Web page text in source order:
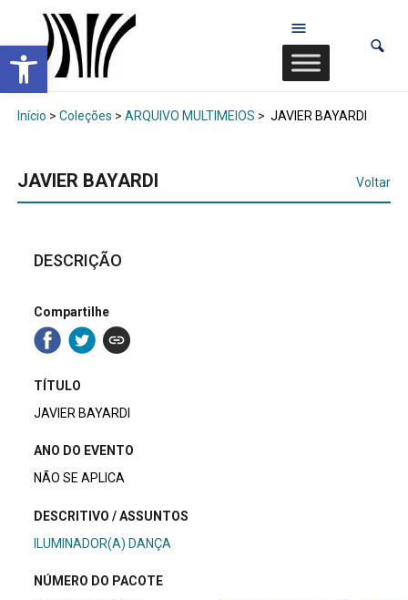
Abrir a barra de ferramentas
Início > Coleções > ARQUIVO MULTIMEIOS > JAVIER BAYARDI
JAVIER BAYARDI Voltar
DESCRIÇÃO
Compartilhe
TÍTULO
JAVIER BAYARDI
ANO DO EVENTO
NÃO SE APLICA
DESCRITIVO / ASSUNTOS
ILUMINADOR(A) DANÇA
NÚMERO DO PACOTE